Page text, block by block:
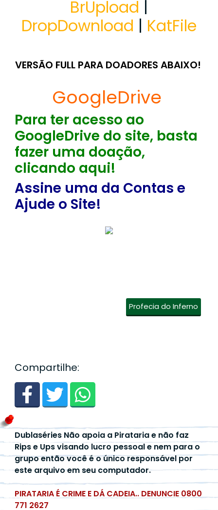
BrUpload |
DropDownload | KatFile
VERSÃO FULL PARA DOADORES ABAIXO!
GoogleDrive
Para ter acesso ao
GoogleDrive do site, basta
fazer uma doação,
clicando aqui!
Assine uma da Contas e
Ajude o Site!
Profecia do Inferno
Compartilhe:
Dublaséries Não apoia a Pirataria e não faz
Rips e Ups visando lucro pessoal e nem para o
grupo então você é o único responsável por
este arquivo em seu computador.
PIRATARIA É CRIME E DÁ CADEIA.. DENUNCIE 0800
771 2627